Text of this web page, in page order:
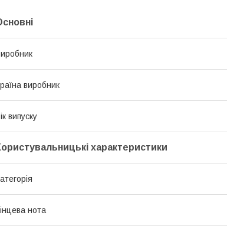
виробник
випуску
характеристики
нота